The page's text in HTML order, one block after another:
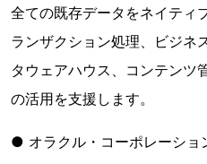
全ての既存データをネイティ
ランザクション処理、ビジネ
タウェアハウス、コンテンツ
の活用を支援します。
● オラクル・コーポレーショ